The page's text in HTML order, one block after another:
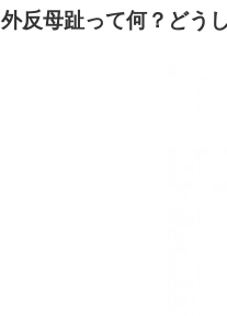
外反母趾って何？どう